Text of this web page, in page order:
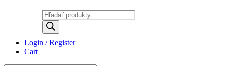
Products
search
Login / Register
Cart